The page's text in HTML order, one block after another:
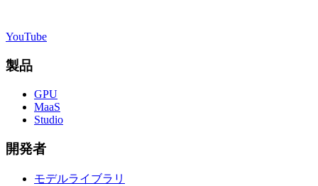
YouTube
製品
GPU
MaaS
Studio
開発者
モデルライブラリ